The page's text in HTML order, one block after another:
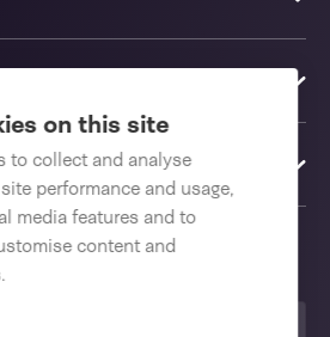
on this site
to collect and analyse
performance and usage,
media features and to
content and